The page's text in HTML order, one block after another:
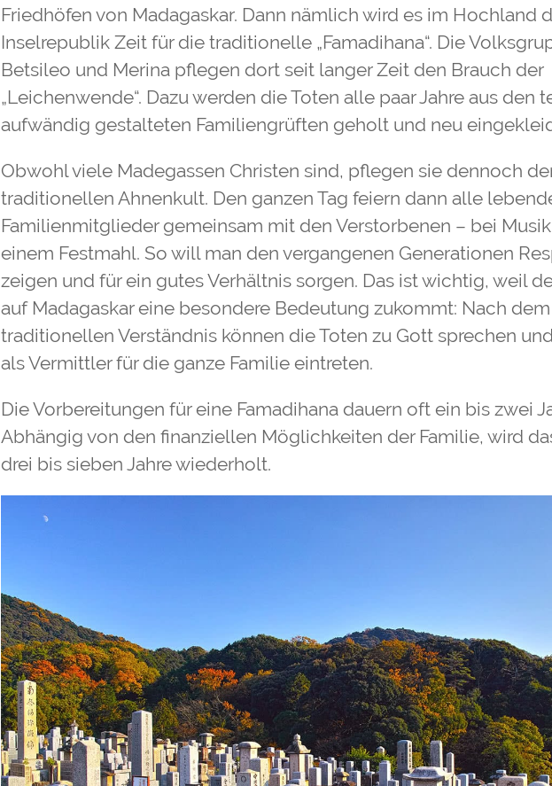
Friedhöfen von Madagaskar. Dann nämlich wird es im Hochland
Inselrepublik Zeit für die traditionelle „Famadihana“. Die
Betsileo und Merina pflegen dort seit langer Zeit den Brauch der
„Leichenwende“. Dazu werden die Toten alle paar Jahre aus den
aufwändig gestalteten Familiengrüften geholt und neu
Obwohl viele Madegassen Christen sind, pflegen sie dennoch
traditionellen Ahnenkult. Den ganzen Tag feiern dann alle
Familienmitglieder gemeinsam mit den Verstorbenen – bei
einem Festmahl. So will man den vergangenen Generationen
zeigen und für ein gutes Verhältnis sorgen. Das ist wichtig, weil
auf Madagaskar eine besondere Bedeutung zukommt: Nach dem
traditionellen Verständnis können die Toten zu Gott sprechen
als Vermittler für die ganze Familie eintreten.
Die Vorbereitungen für eine Famadihana dauern oft ein bis zwei
Abhängig von den finanziellen Möglichkeiten der Familie, wird
drei bis sieben Jahre wiederholt.